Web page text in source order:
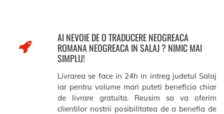
AI NEVOIE DE O TRADUCERE NEOGREACA
ROMANA NEOGREACA IN SALAJ ? NIMIC MAI
SIMPLU!
Livrarea se face in 24h in intreg judetul Salaj
iar pentru volume mari puteti beneficia chiar
de livrare gratuita. Reusim sa va oferim
clientilor nostrii posibilitatea de a benefia de